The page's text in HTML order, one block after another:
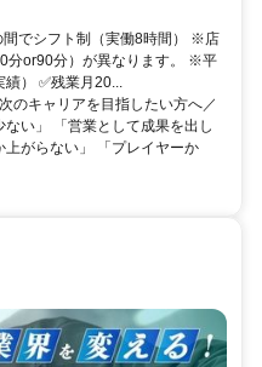
でシフト制（実働8時間） ※店
分or90分）が異なります。 ※平
） ✅残業月20...
のキャリアを目指したい方へ／
ない」 「営業として成果を出し
がらない」 「プレイヤーか